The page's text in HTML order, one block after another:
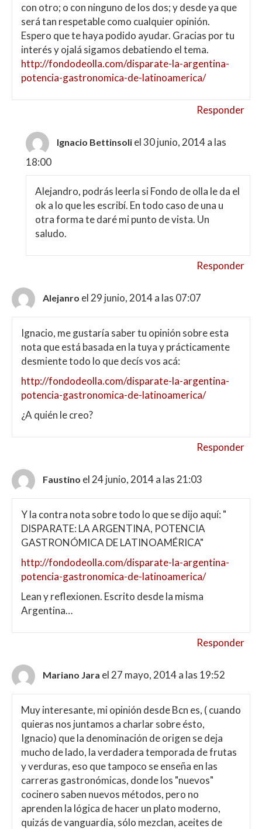
con otro; o con ninguno de los dos; y desde ya que
será tan respetable como cualquier opinión.
Espero que te haya podido ayudar. Gracias por tu
interés y ojalá sigamos debatiendo el tema.
http://fondodeolla.com/disparate-la-argentina-
potencia-gastronomica-de-latinoamerica/
Responder
Ignacio Bettinsoli el 30 junio, 2014 a las
18:00
Alejandro, podrás leerla si Fondo de olla le da el
ok a lo que les escribí. En todo caso de una u
otra forma te daré mi punto de vista. Un
saludo.
Responder
Alejanro el 29 junio, 2014 a las 07:07
Ignacio, me gustaría saber tu opinión sobre esta
nota que está basada en la tuya y prácticamente
desmiente todo lo que decís vos acá:
http://fondodeolla.com/disparate-la-argentina-
potencia-gastronomica-de-latinoamerica/
¿A quién le creo?
Responder
Faustino el 24 junio, 2014 a las 21:03
Y la contra nota sobre todo lo que se dijo aquí: "
DISPARATE: LA ARGENTINA, POTENCIA
GASTRONÓMICA DE LATINOAMÉRICA"
http://fondodeolla.com/disparate-la-argentina-
potencia-gastronomica-de-latinoamerica/
Lean y reflexionen. Escrito desde la misma
Argentina…
Responder
Mariano Jara el 27 mayo, 2014 a las 19:52
Muy interesante, mi opinión desde Bcn es, ( cuando
quieras nos juntamos a charlar sobre ésto,
Ignacio) que la denominación de origen se deja
mucho de lado, la verdadera temporada de frutas
y verduras, eso que tampoco se enseña en las
carreras gastronómicas, donde los "nuevos"
cocinero saben nuevos métodos, pero no
aprenden la lógica de hacer un plato moderno,
quizás de vanguardia, sólo mezclan, aceites de